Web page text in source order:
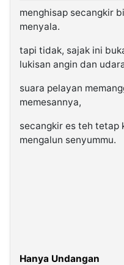
menghisap secangkir
menyala.
tapi tidak, sajak ini
lukisan angin dan
suara pelayan
memesannya,
secangkir es teh tetap
mengalun senyummu.
Hanya Undangan